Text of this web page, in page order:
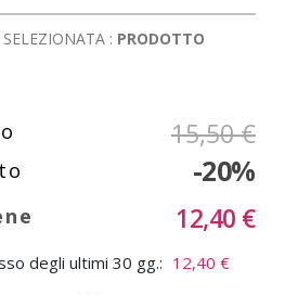
: PRODOTTO
15,50 €
-20%
12,40 €
degli ultimi 30 gg.: 12,40 €